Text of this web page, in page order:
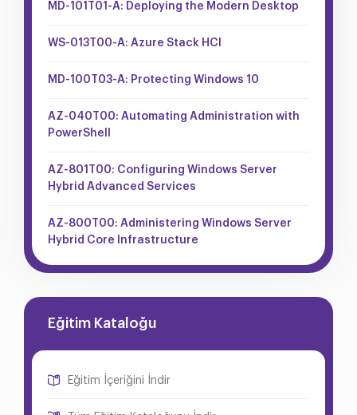
MD-101T01-A: Deploying the Modern Desktop
WS-013T00-A: Azure Stack HCI
MD-100T03-A: Protecting Windows 10
AZ-040T00: Automating Administration with
PowerShell
AZ-801T00: Configuring Windows Server
Hybrid Advanced Services
AZ-800T00: Administering Windows Server
Hybrid Core Infrastructure
Eğitim Kataloğu
Eğitim İçeriğini İndir